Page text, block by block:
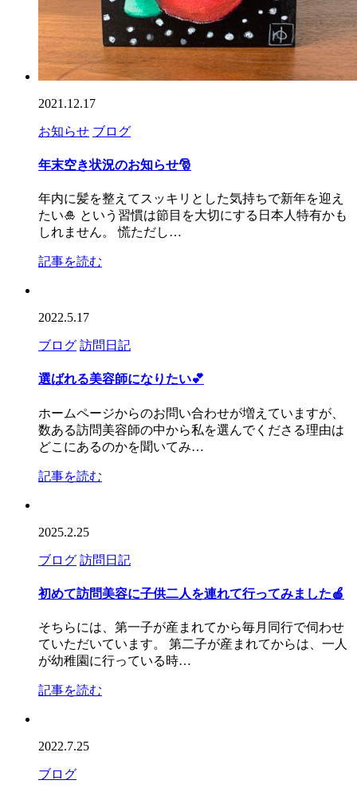
2021.12.17
お知らせ ブログ
年末空き状況のお知らせ🎅
年内に髪を整えてスッキリとした気持ちで新年を迎え
たい🎍 という習慣は節目を大切にする日本人特有かも
しれません。 慌ただし…
記事を読む
2022.5.17
ブログ 訪問日記
選ばれる美容師になりたい💕
ホームページからのお問い合わせが増えていますが、
数ある訪問美容師の中から私を選んでくださる理由は
どこにあるのかを聞いてみ…
記事を読む
2025.2.25
ブログ 訪問日記
初めて訪問美容に子供二人を連れて行ってみました🍎
そちらには、第一子が産まれてから毎月同行で伺わせ
ていただいています。 第二子が産まれてからは、一人
が幼稚園に行っている時…
記事を読む
2022.7.25
ブログ